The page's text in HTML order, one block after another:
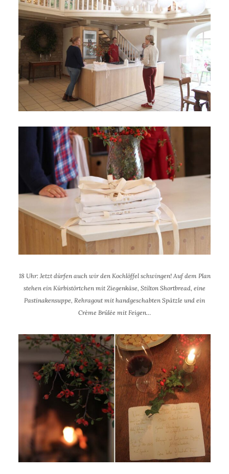
18 Uhr: Jetzt dürfen auch wir den Kochlöffel schwingen! Auf dem Plan
stehen ein Kürbistörtchen mit Ziegenkäse, Stilton Shortbread, eine
Pastinakensuppe, Rehragout mit handgeschabten Spätzle und ein
Crème Brûlée mit Feigen…